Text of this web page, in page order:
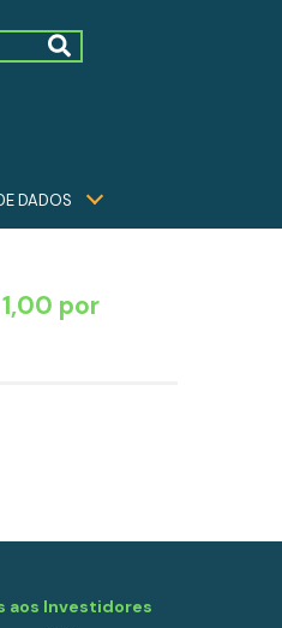
DADOS
por
aos Investidores